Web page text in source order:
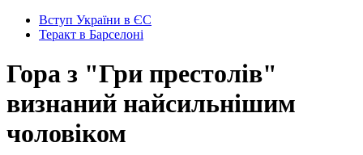
Вступ України в ЄС
Теракт в Барселоні
Гора з "Гри престолів"
визнаний найсильнішим
чоловіком